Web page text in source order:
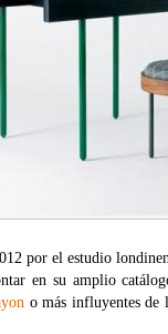
por el estudio
en su amplio
o más influyentes de